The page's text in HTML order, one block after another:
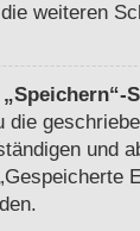
weiteren
die
und